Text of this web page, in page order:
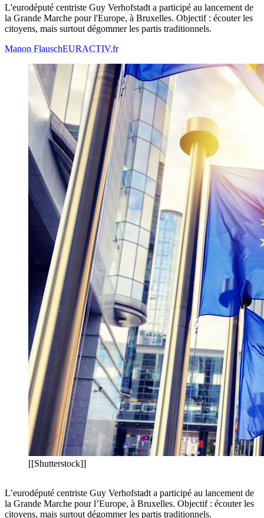
L'eurodéputé centriste Guy Verhofstadt a participé au lancement de
la Grande Marche pour l'Europe, à Bruxelles. Objectif : écouter les
citoyens, mais surtout dégommer les partis traditionnels.
Manon FlauschEURACTIV.fr
[[Shutterstock]]
L’eurodéputé centriste Guy Verhofstadt a participé au lancement de
la Grande Marche pour l’Europe, à Bruxelles. Objectif : écouter les
citoyens, mais surtout dégommer les partis traditionnels.